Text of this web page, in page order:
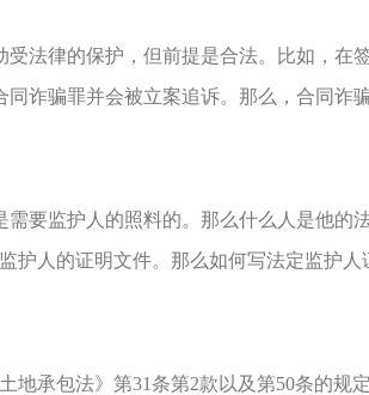
法律的保护，但前提是合法。比如，在
诈骗罪并会被立案追诉。那么，合同诈
要监护人的照料的。那么什么人是他的
护人的证明文件。那么如何写法定监护人
地承包法》第31条第2款以及第50条的规